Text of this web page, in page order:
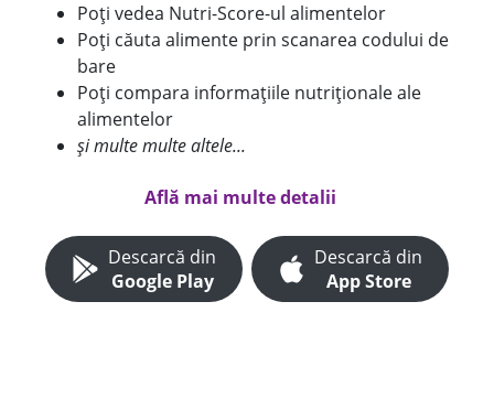
Poți vedea Nutri-Score-ul alimentelor
Poți căuta alimente prin scanarea codului de
bare
Poți compara informațiile nutriționale ale
alimentelor
și multe multe altele...
Află mai multe detalii
Descarcă din
Google Play
Descarcă din
App Store